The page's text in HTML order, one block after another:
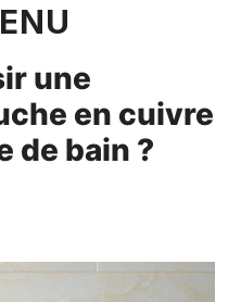
une
en cuivre
de bain ?